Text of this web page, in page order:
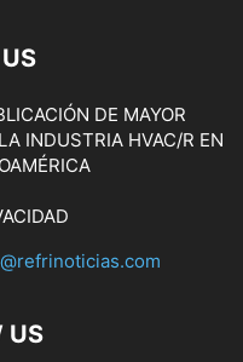
DE MAYOR
INDUSTRIA HVAC/R EN
US